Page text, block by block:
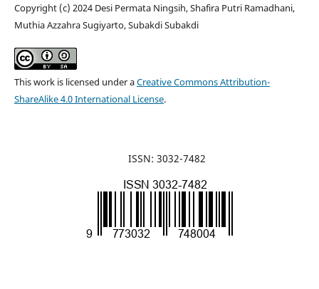
Copyright (c) 2024 Desi Permata Ningsih, Shafira Putri Ramadhani,
Muthia Azzahra Sugiyarto, Subakdi Subakdi
This work is licensed under aCreative Commons Attribution-
ShareAlike 4.0 International License.
ISSN: 3032-7482